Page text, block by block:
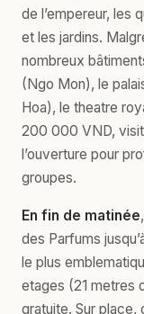
de l’empereur, les
et les jardins.
nombreux
(Ngo Mon), le
Hoa), le theatre
200 000 VND,
l’ouverture pour
groupes.
En fin de matinée
des Parfums
le plus
etages (21 metres
gratuite. Sur place,